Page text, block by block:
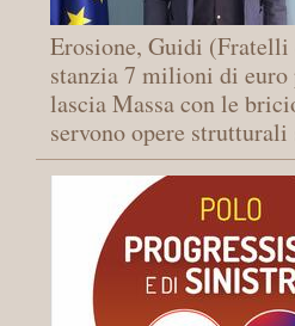
Erosione, Guidi
stanzia 7 milioni di euro
lascia Massa con le
servono opere